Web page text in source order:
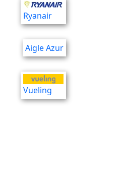
Ryanair
Aigle Azur
Vueling